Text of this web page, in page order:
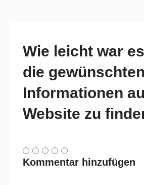
Wie leicht war
die gewünschten
Informationen
Website zu
Kommentar hinzufügen